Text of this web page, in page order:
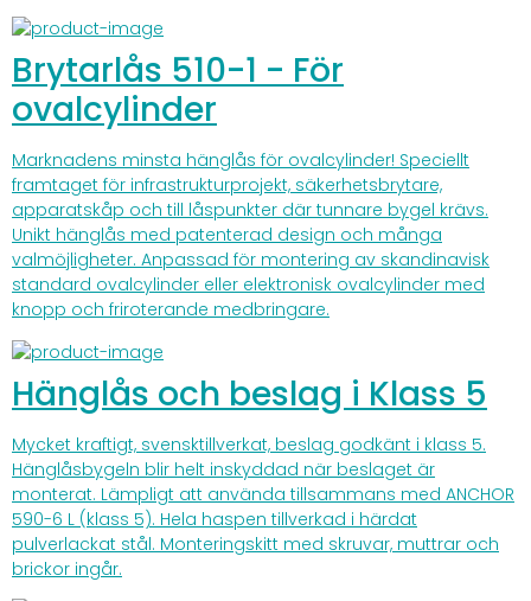
Brytarlås 510-1 - För
ovalcylinder
Marknadens minsta hänglås för ovalcylinder! Speciellt
framtaget för infrastrukturprojekt, säkerhetsbrytare,
apparatskåp och till låspunkter där tunnare bygel krävs.
Unikt hänglås med patenterad design och många
valmöjligheter. Anpassad för montering av skandinavisk
standard ovalcylinder eller elektronisk ovalcylinder med
knopp och friroterande medbringare.
Hänglås och beslag i Klass 5
Mycket kraftigt, svensktillverkat, beslag godkänt i klass 5.
Hänglåsbygeln blir helt inskyddad när beslaget är
monterat. Lämpligt att använda tillsammans med ANCHOR
590-6 L (klass 5). Hela haspen tillverkad i härdat
pulverlackat stål. Monteringskitt med skruvar, muttrar och
brickor ingår.